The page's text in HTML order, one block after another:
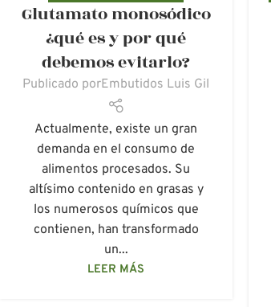
Glutamato monosódico
¿qué es y por qué
debemos evitarlo?
Publicado porEmbutidos Luis Gil
Actualmente, existe un gran
demanda en el consumo de
alimentos procesados. Su
altísimo contenido en grasas y
los numerosos químicos que
contienen, han transformado
un...
LEER MÁS